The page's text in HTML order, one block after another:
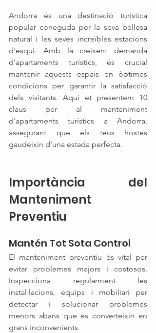
Andorra és una destinació turística
popular coneguda per la seva bellesa
natural i les seves increïbles estacions
d'esquí. Amb la creixent demanda
d'apartaments turístics, és crucial
mantenir aquests espais en òptimes
condicions per garantir la satisfacció
dels visitants. Aquí et presentem 10
claus per al manteniment
d'apartaments turístics a Andorra,
assegurant que els teus hostes
gaudeixin d'una estada perfecta.
Importància del
Manteniment
Preventiu
Mantén Tot Sota Control
El manteniment preventiu és vital per
evitar problemes majors i costosos.
Inspecciona regularment les
instal·lacions, equips i mobiliari per
detectar i solucionar problemes
menors abans que es converteixin en
grans inconvenients.